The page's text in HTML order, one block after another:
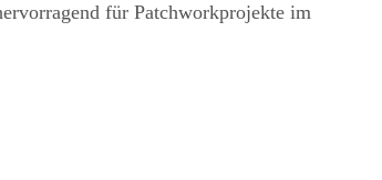
für Patchworkprojekte im